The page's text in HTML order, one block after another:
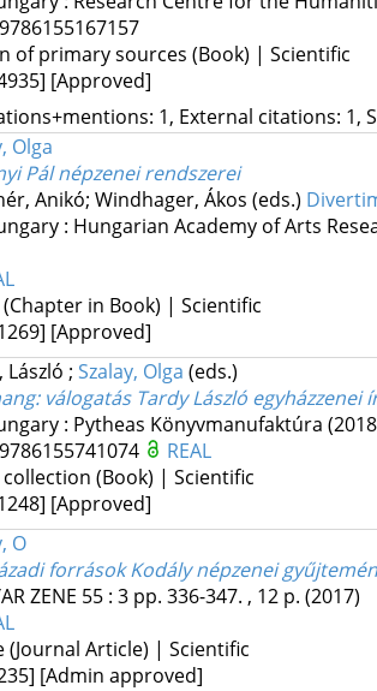
9786155167157
of primary sources (Book) | Scientific
[Approved]
1, External citations: 1,
Olga
Pál népzenei rendszerei
Anikó; Windhager, Ákos (eds.)
: Hungarian Academy of Arts
in Book) | Scientific
[Approved]
László ; Szalay, Olga (eds.)
: válogatás Tardy László egyházzenei
: Pytheas Könyvmanufaktúra
9786155741074
REAL
(Book) | Scientific
[Approved]
O
források Kodály népzenei
ZENE 55: 3 pp. 336-347. , 12 p. (2017)
(Journal Article) | Scientific
[Admin approved]